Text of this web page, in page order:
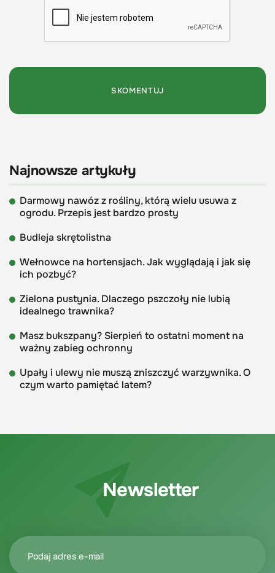
Najnowsze artykuły
Darmowy nawóz z rośliny, którą wielu usuwa z
ogrodu. Przepis jest bardzo prosty
Budleja skrętolistna
Wełnowce na hortensjach. Jak wyglądają i jak się
ich pozbyć?
Zielona pustynia. Dlaczego pszczoły nie lubią
idealnego trawnika?
Masz bukszpany? Sierpień to ostatni moment na
ważny zabieg ochronny
Upały i ulewy nie muszą zniszczyć warzywnika. O
czym warto pamiętać latem?
Newsletter